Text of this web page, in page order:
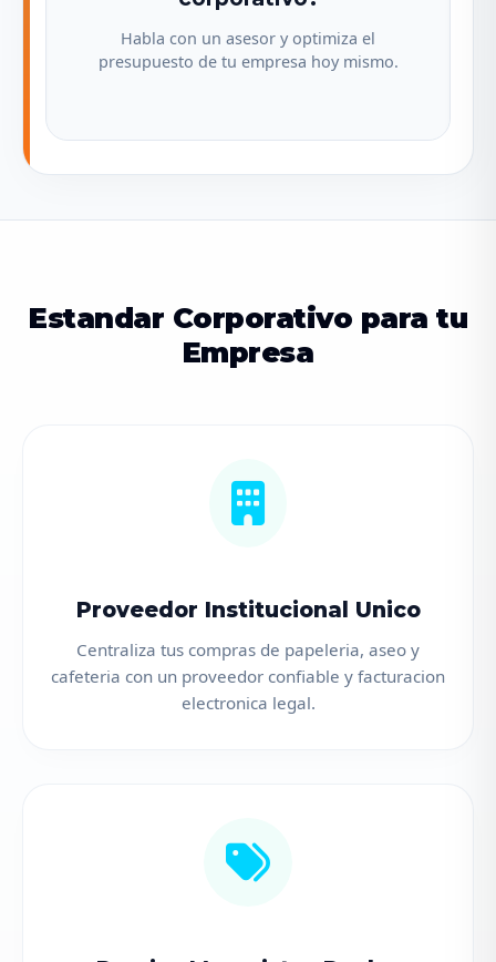
Habla con un asesor y optimiza el
presupuesto de tu empresa hoy mismo.
Estandar Corporativo para tu
Empresa
Proveedor Institucional Unico
Centraliza tus compras de papeleria, aseo y
cafeteria con un proveedor confiable y facturacion
electronica legal.